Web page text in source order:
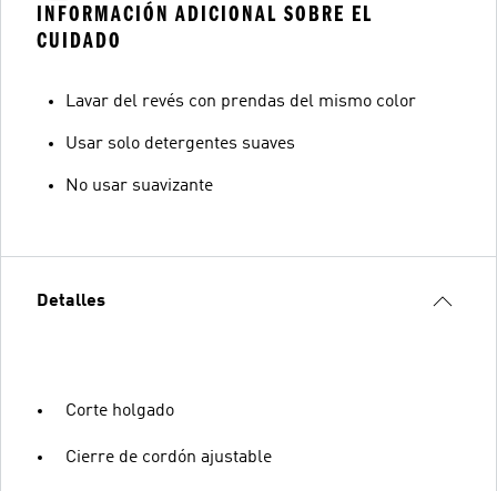
INFORMACIÓN ADICIONAL SOBRE EL
CUIDADO
Lavar del revés con prendas del mismo color
Usar solo detergentes suaves
No usar suavizante
Detalles
Corte holgado
Cierre de cordón ajustable